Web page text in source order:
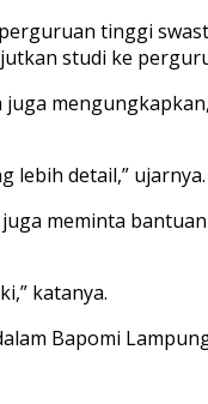
tinggi
studi ke
lebih detail,” ujarnya.
meminta
katanya.
Bapomi